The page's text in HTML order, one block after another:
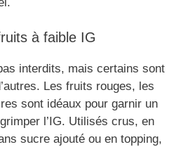
à faible IG
interdits, mais certains sont
Les fruits rouges, les
sont idéaux pour garnir un
l’IG. Utilisés crus, en
sucre ajouté ou en topping,